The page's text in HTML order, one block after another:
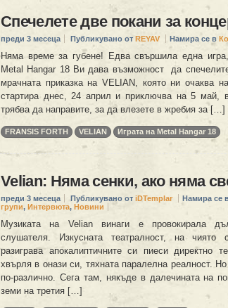
Спечелете две покани за
преди 3 месеца Публикувано от REYAV Намира се в
Няма време за губене! Едва свършила една
Metal Hangar 18 Ви дава възможност да
мрачната приказка на VELIAN, която ни очаква
стартира днес, 24 април и приключва на 5 май,
трябва да направите, за да влезете в жребия за […]
FRANSIS FORTH VELIAN Играта на Metal Hangar 18
Velian: Няма сенки, ако няма
преди 3 месеца Публикувано от iDTemplar Намира се
групи, Интервюта, Новини
Музиката на Velian винаги е провокирала
слушателя. Изкусната театралност, на чиято
разиграва апокалиптичните си пиеси
хвърля в онази си, тяхната паралелна реалност.
по-различно. Сега там, някъде в далечината на
земи на третия […]